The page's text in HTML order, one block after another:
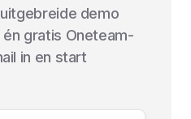
demo
gratis Oneteam-
in en start